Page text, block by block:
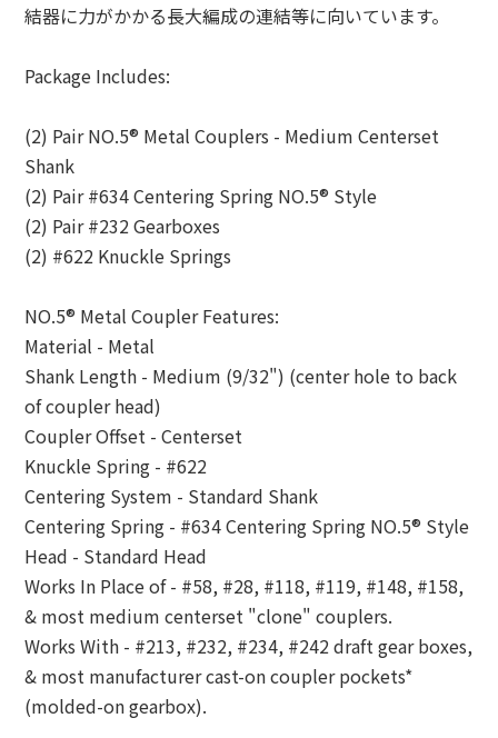
結器に力がかかる長大編成の連結等に向いています。
Package Includes:
(2) Pair NO.5® Metal Couplers - Medium Centerset
Shank
(2) Pair #634 Centering Spring NO.5® Style
(2) Pair #232 Gearboxes
(2) #622 Knuckle Springs
NO.5® Metal Coupler Features:
Material - Metal
Shank Length - Medium (9/32") (center hole to back
of coupler head)
Coupler Offset - Centerset
Knuckle Spring - #622
Centering System - Standard Shank
Centering Spring - #634 Centering Spring NO.5® Style
Head - Standard Head
Works In Place of - #58, #28, #118, #119, #148, #158,
& most medium centerset "clone" couplers.
Works With - #213, #232, #234, #242 draft gear boxes,
& most manufacturer cast-on coupler pockets*
(molded-on gearbox).